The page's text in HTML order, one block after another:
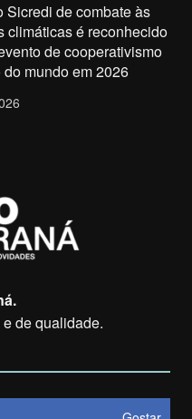
Sicredi de combate às
climáticas é reconhecido
de cooperativismo
mundo em 2026
de qualidade.